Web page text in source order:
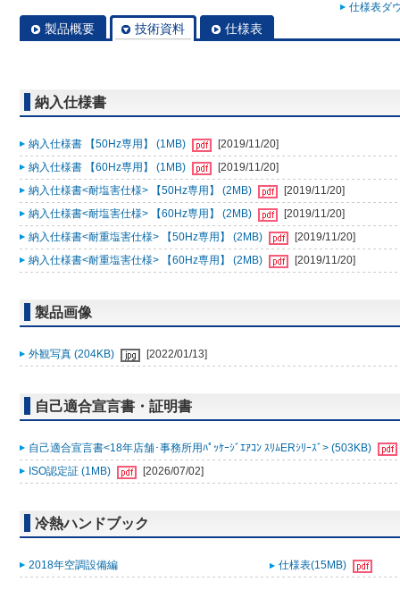
仕様表ダ
製品概要 技術資料 仕様表
納入仕様書
納入仕様書 【50Hz専用】 (1MB)
[2019/11/20]
納入仕様書 【60Hz専用】 (1MB)
[2019/11/20]
納入仕様書<耐塩害仕様> 【50Hz専用】 (2MB)
[2019/11/20]
納入仕様書<耐塩害仕様> 【60Hz専用】 (2MB)
[2019/11/20]
納入仕様書<耐重塩害仕様> 【50Hz専用】 (2MB)
[2019/11/20]
納入仕様書<耐重塩害仕様> 【60Hz専用】 (2MB)
[2019/11/20]
製品画像
外観写真 (204KB) [2022/01/13]
自己適合宣言書・証明書
自己適合宣言書<18年店舗･事務所用ﾊﾟｯｹｰｼﾞｴｱｺﾝ ｽﾘﾑERｼﾘｰｽﾞ> (503KB)
ISO認定証 (1MB)
[2026/07/02]
冷熱ハンドブック
2018年空調設備編 仕様表(15MB)